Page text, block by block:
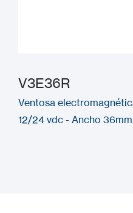
V3E36R
Ventosa
12/24 vdc - Ancho